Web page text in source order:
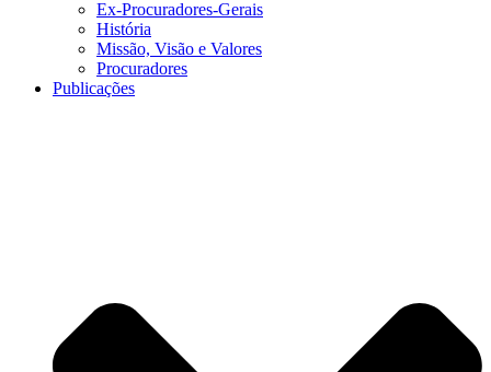
Ex-Procuradores-Gerais
História
Missão, Visão e Valores
Procuradores
Publicações